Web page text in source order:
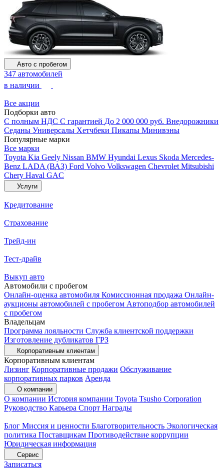
Авто с пробегом
347 автомобилей
в наличии
Все акции
Подборки авто
С полным НДС С гарантией До 2 000 000 руб. Внедорожники
Седаны Универсалы Хетчбеки Пикапы Минивэны
Популярные марки
Все марки
Toyota Kia Geely Nissan BMW Hyundai Lexus Skoda Mercedes-
Benz LADA (ВАЗ) Ford Volvo Volkswagen Chevrolet Mitsubishi
Chery Haval GAC
Услуги
Кредитование
Страхование
Трейд-ин
Тест-драйв
Выкуп авто
Автомобили с пробегом
Онлайн-оценка автомобиля Комиссионная продажа Онлайн-
аукционы автомобилей с пробегом Автоподбор автомобилей
с пробегом
Владельцам
Программа лояльности Служба клиентской поддержки
Изготовление дубликатов ГРЗ
Корпоративным клиентам
Корпоративным клиентам
Лизинг Корпоративные продажи Обслуживание
корпоративных парков Аренда
О компании
О компании История компании Toyota Tsusho Corporation
Руководство Карьера Спорт Награды
Блог Миссия и ценности Благотворительность Экологическая
политика Поставщикам Противодействие коррупции
Юридическая информация
Сервис
Записаться